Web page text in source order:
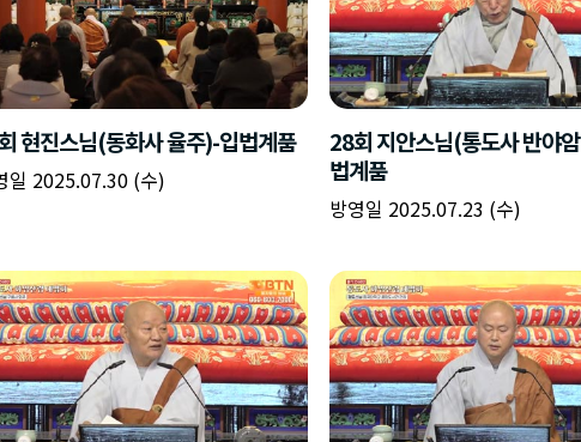
책
갈
피
입
력
이름
시간
구
간
반
복
입
력
이름
시작시간
종료시간
플
레
이
리
스
트
이름
주소
이미지